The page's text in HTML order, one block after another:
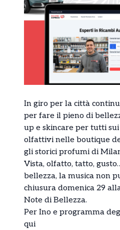
In giro per la città
per fare il pieno di
up e skincare per tutti
olfattivi nelle boutique
gli storici profumi di
Vista, olfatto, tatto,
bellezza, la musica non
chiusura domenica 29
Note di Bellezza.
Per Ino e programma
qui